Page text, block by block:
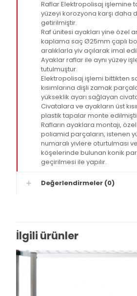
Raflar Elektropolisaj işlemine
yüzeyi korozyona karşı daha
getirilmiştir.
Raf ünitesi ayakları yine özel
kaplama saç Ø25mm çaplı
aralıklarla yiv açılarak imal
Ayaklar raflar ile aynı yüzey
tutulmuştur.
Elektropolisaj işlemi bittikten
kısımlarına dişli zamak
yükseklik ayarı sağlayan
Civatalara ve ayakların üst
plastik tapalar monte
Rafların ayaklara montajı,
poliamid parçaların, istenen
numaralı yivlere oturtulması
köşelerinde bulunan konik
geçirilmesi ile yapılır.
Değerlendirmeler (0)
İlgili ürünler